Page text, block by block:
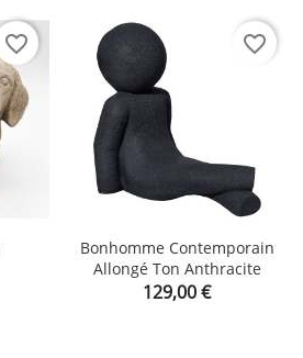
favorite_border
Bonhomme Contemporain
Allongé Ton Anthracite
Prix
129,00 €
favorite_border